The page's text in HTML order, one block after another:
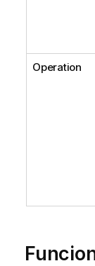
Operation